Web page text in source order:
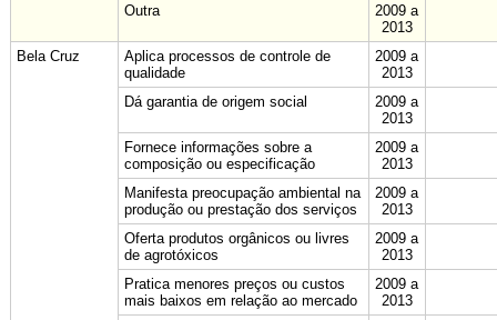
Outra
2009 a
2013
Bela Cruz
Aplica processos de controle de
qualidade
2009 a
2013
Dá garantia de origem social
2009 a
2013
Fornece informações sobre a
composição ou especificação
2009 a
2013
Manifesta preocupação ambiental na
produção ou prestação dos serviços
2009 a
2013
Oferta produtos orgânicos ou livres
de agrotóxicos
2009 a
2013
Pratica menores preços ou custos
mais baixos em relação ao mercado
2009 a
2013